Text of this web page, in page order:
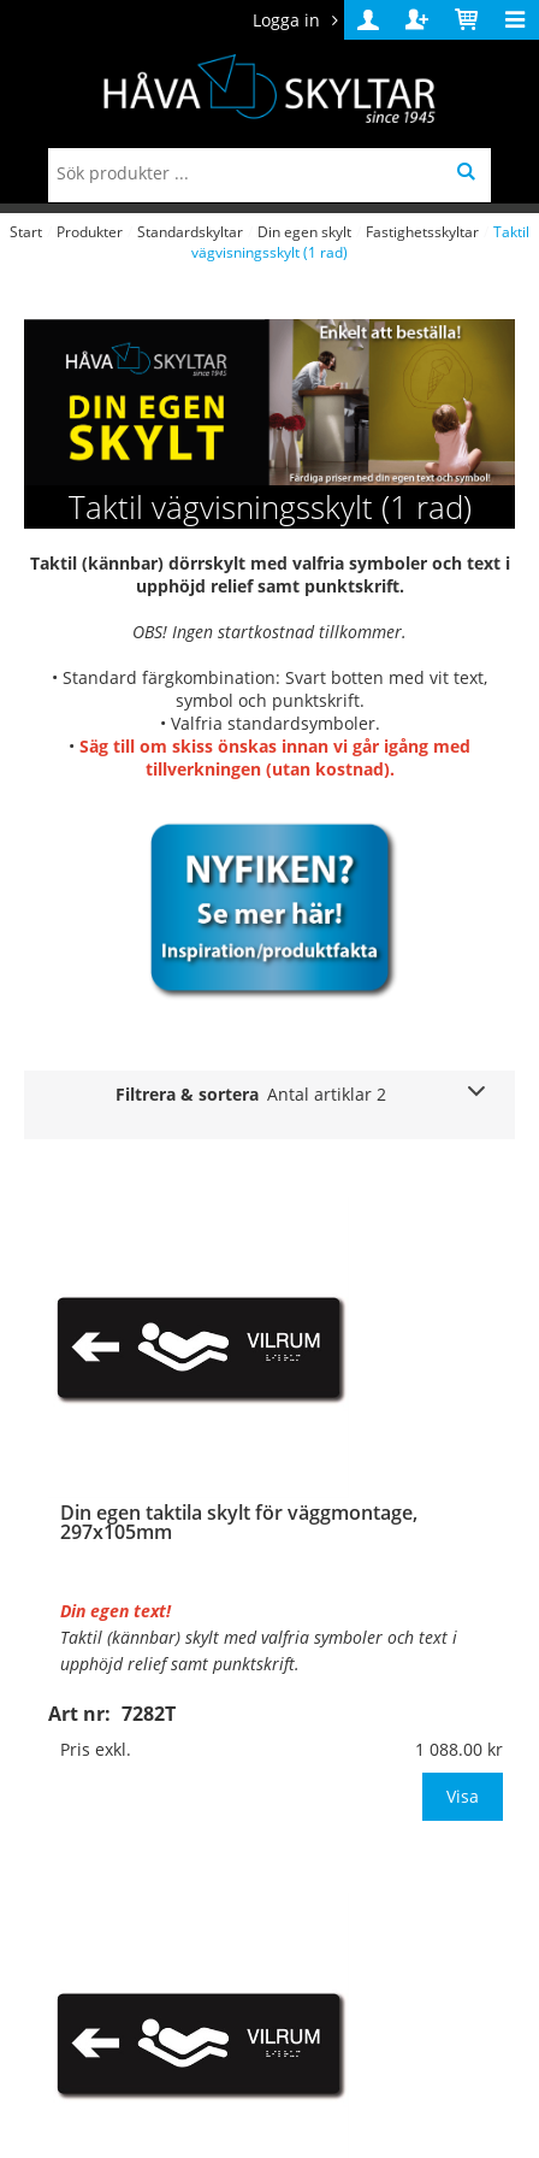
Logga in
Logga
in
Skapa
konto
Varukorg
Start Produkter Standardskyltar Din egen skylt Fastighetsskyltar
Taktil
vägvisningsskylt (1 rad)
Taktil vägvisningsskylt (1 rad)
Taktil (kännbar) dörrskylt med valfria symboler och text i
upphöjd relief samt punktskrift.
OBS! Ingen startkostnad tillkommer.
• Standard färgkombination: Svart botten med vit text,
symbol och punktskrift.
• Valfria standardsymboler.
• Säg till om skiss önskas innan vi går igång med
tillverkningen (utan kostnad).
Filtrera & sortera Antal artiklar 2
Din egen taktila skylt för väggmontage,
297x105mm
Art nr: 7282T
Din egen text!
Taktil (kännbar) skylt med valfria symboler och text i
upphöjd relief samt punktskrift.
Material:Hårdplast, 1,5mm (väggmontage)
Mått:297x105mm
Pris exkl. 1 088.00
Visa